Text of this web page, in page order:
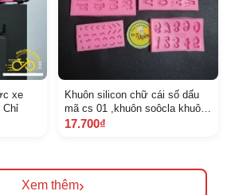
xe
Chỉ
Khuôn silicon chữ cái số dấu
mã cs 01 ,khuôn soôcla khuôn
nến khuôn rau câu
17.700₫
Xem thêm›